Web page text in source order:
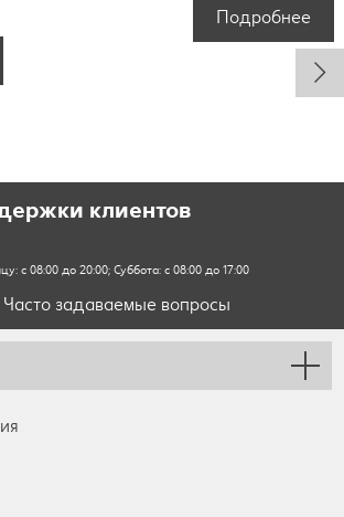
Подробнее
клиентов
с 08:00 до 20:00; Суббота: с 08:00 до 17:00
Часто задаваемые вопросы